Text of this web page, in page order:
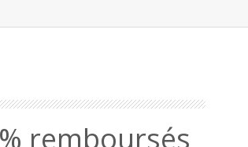
remboursés